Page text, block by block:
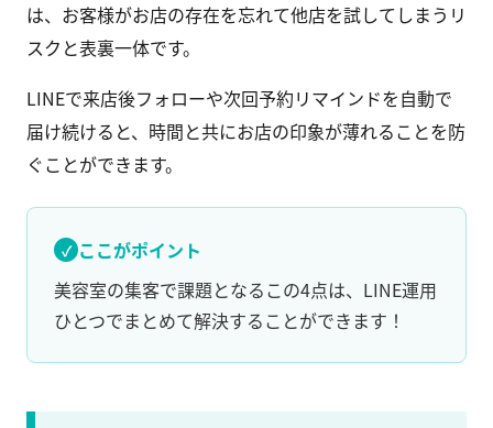
は、お客様がお店の存在を忘れて他店を試してしまうリ
スクと表裏一体です。
LINEで来店後フォローや次回予約リマインドを自動で
届け続けると、時間と共にお店の印象が薄れることを防
ぐことができます。
ここがポイント
美容室の集客で課題となるこの4点は、LINE運用
ひとつでまとめて解決することができます！